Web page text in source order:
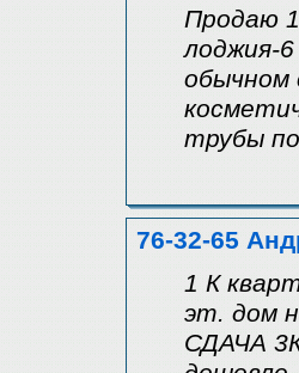
Продаю
лоджия-
обычном
трубы
76-32-65
1 К
эт. дом
СДАЧА